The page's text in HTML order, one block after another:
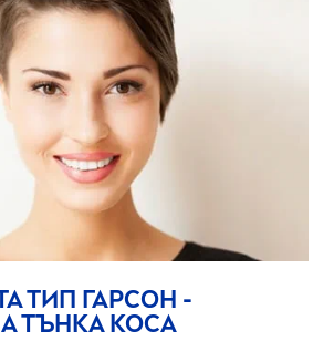
ТИП ГАРСОН -
ТЪНКА КОСА